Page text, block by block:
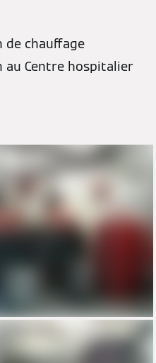
de chauffage
au Centre hospitalier